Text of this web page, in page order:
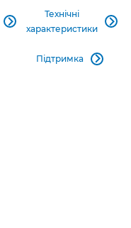

Технічні
характеристики

Підтримка 